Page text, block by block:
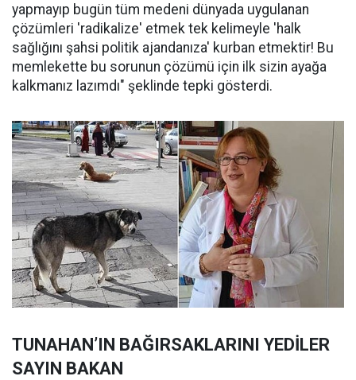
yapmayıp bugün tüm medeni dünyada uygulanan
çözümleri 'radikalize' etmek tek kelimeyle 'halk
sağlığını şahsi politik ajandanıza' kurban etmektir! Bu
memlekette bu sorunun çözümü için ilk sizin ayağa
kalkmanız lazımdı" şeklinde tepki gösterdi.
TUNAHAN’IN BAĞIRSAKLARINI YEDİLER
SAYIN BAKAN